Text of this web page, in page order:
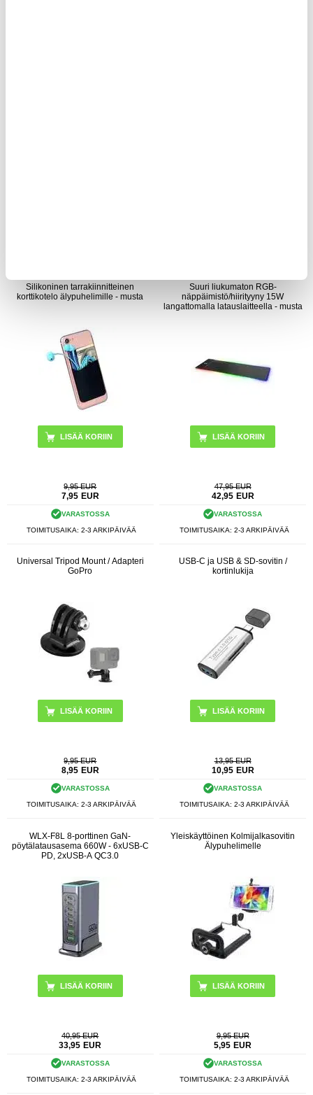
Silikoninen tarrakiinnitteinen
korttikotelo älypuhelimille - musta
9,95 EUR
7,95 EUR
VARASTOSSA
TOIMITUSAIKA: 2-3 ARKIPÄIVÄÄ
Suuri liukumaton RGB-
näppäimistö/hiirityyny 15W
langattomalla latauslaitteella - musta
47,95 EUR
42,95 EUR
VARASTOSSA
TOIMITUSAIKA: 2-3 ARKIPÄIVÄÄ
Universal Tripod Mount / Adapteri
GoPro
9,95 EUR
8,95 EUR
VARASTOSSA
TOIMITUSAIKA: 2-3 ARKIPÄIVÄÄ
USB-C ja USB & SD-sovitin /
kortinlukija
13,95 EUR
10,95 EUR
VARASTOSSA
TOIMITUSAIKA: 2-3 ARKIPÄIVÄÄ
WLX-F8L 8-porttinen GaN-
pöytälatausasema 660W - 6xUSB-C
PD, 2xUSB-A QC3.0
40,95 EUR
33,95 EUR
VARASTOSSA
TOIMITUSAIKA: 2-3 ARKIPÄIVÄÄ
Yleiskäyttöinen Kolmijalkasovitin
Älypuhelimelle
9,95 EUR
5,95 EUR
VARASTOSSA
TOIMITUSAIKA: 2-3 ARKIPÄIVÄÄ